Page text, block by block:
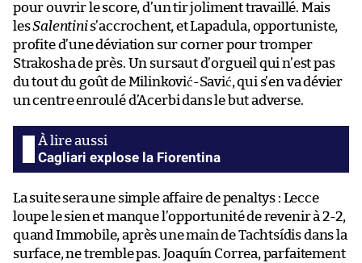
pour ouvrir le score, d’un tir joliment travaillé. Mais
lesSalentinis’accrochent, et Lapadula, opportuniste,
profite d’une déviation sur corner pour tromper
Strakosha de près. Un sursaut d’orgueil qui n’est pas
du tout du goût de Milinković-Savić, qui s’en va dévier
un centre enroulé d’Acerbi dans le but adverse.
Cagliari explose la Fiorentina
La suite sera une simple affaire de penaltys : Lecce
loupe le sien et manque l’opportunité de revenir à 2-2,
quand Immobile, après une main de Tachtsídis dans la
surface, ne tremble pas. Joaquín Correa, parfaitement